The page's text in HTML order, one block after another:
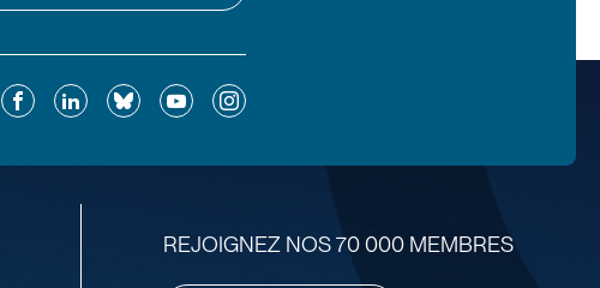
FacebookLinkedInBlueskyYouTubeInstagram
REJOIGNEZ NOS 70 000 MEMBRES